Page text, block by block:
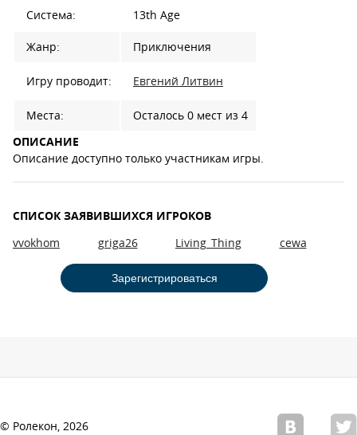
Система: 13th Age
Жанр: Приключения
Игру проводит: Евгений Литвин
Места: Осталось 0 мест из 4
ОПИСАНИЕ
Описание доступно только участникам игры.
СПИСОК ЗАЯВИВШИХСЯ ИГРОКОВ
vvokhom griga26 Living_Thing cewa
Зарегистрироваться
© Ролекон, 2026